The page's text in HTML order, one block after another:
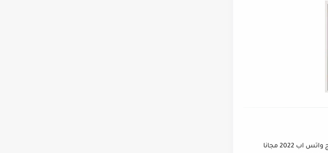
تحميل برنامج واتس اب 2022 مجانا